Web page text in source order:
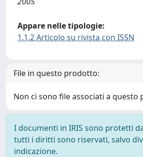
Appare nelle tipologie:
1.1.2 Articolo su rivista con ISSN
File in questo prodotto:
Non ci sono file associati a questo
I documenti in IRIS sono protetti
tutti i diritti sono riservati, salvo
indicazione.